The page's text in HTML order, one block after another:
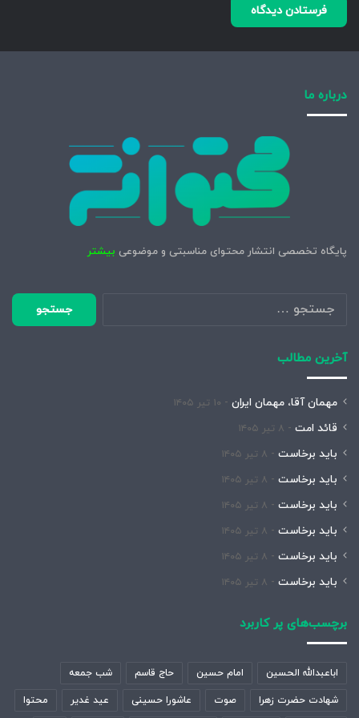
درباره ما
پایگاه تخصصی انتشار محتوای مناسبتی و موضوعی بیشتر
جستجو
برای:
آخرین مطالب
مهمان آقا، مهمان ایران ۱۰ تیر ۱۴۰۵
قائد امت ۸ تیر ۱۴۰۵
باید برخاست ۸ تیر ۱۴۰۵
باید برخاست ۸ تیر ۱۴۰۵
باید برخاست ۸ تیر ۱۴۰۵
باید برخاست ۸ تیر ۱۴۰۵
باید برخاست ۸ تیر ۱۴۰۵
باید برخاست ۸ تیر ۱۴۰۵
برچسب‌های پر کاربرد
اباعبدالله الحسین امام حسین حاج قاسم شب جمعه
شهادت حضرت زهرا صوت عاشورا حسینی عید غدیر محتوا